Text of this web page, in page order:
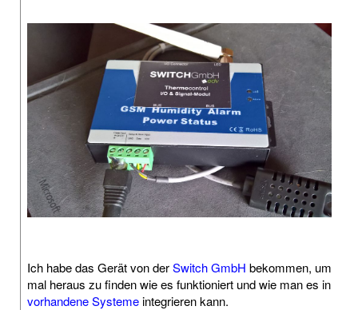
Ich habe das Gerät von derSwitch GmbH bekommen, um
mal heraus zu finden wie es funktioniert und wie man es in
vorhandene Systemeintegrieren kann.